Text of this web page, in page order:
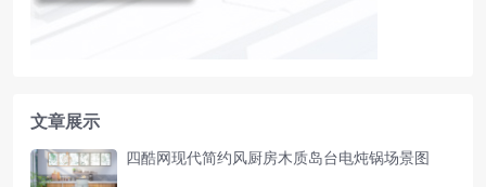
文章展示
四酷网现代简约风厨房木质岛台电炖锅场景图